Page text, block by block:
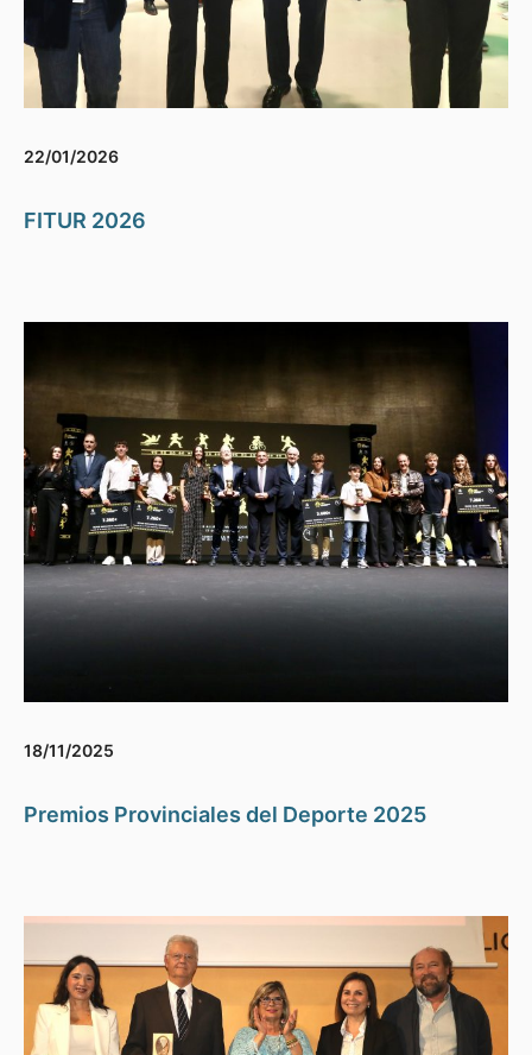
22/01/2026
FITUR 2026
18/11/2025
Premios Provinciales del Deporte 2025